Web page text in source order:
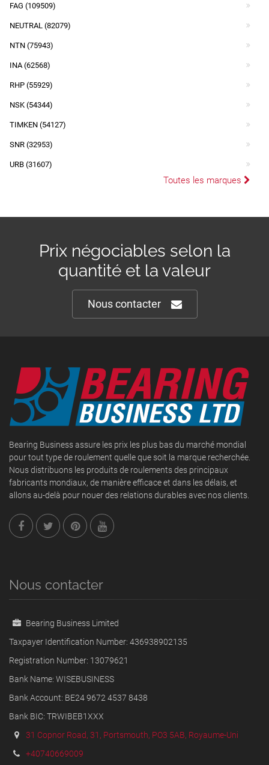
FAG (109509)
NEUTRAL (82079)
NTN (75943)
INA (62568)
RHP (55929)
NSK (54344)
TIMKEN (54127)
SNR (32953)
URB (31607)
Toutes les marques
Prix négociables selon la
quantité et la valeur
Nous contacter
Bearing Business assure les prix les plus bas du marché mondial
pour tout type de roulement quelle que soit la marque recherchée.
Nous distribuons les produits de roulements des principaux
fabricants mondiaux, de manière efficace et dans les délais, et
allons au-delà pour nouer des relations durables avec nos clients.
Nous contacter
Bearing Business Limited
Taxpayer Identification Number: 436938902135
Registration Number: 13079621
Bank Name: WISEBUSINESS
Bank Account: BE24 9672 4537 8438
Bank BIC: TRWIBEB1XXX
31 Copnor Road, 31, Portsmouth, PO3 5AB, Royaume-Uni
+40740669009